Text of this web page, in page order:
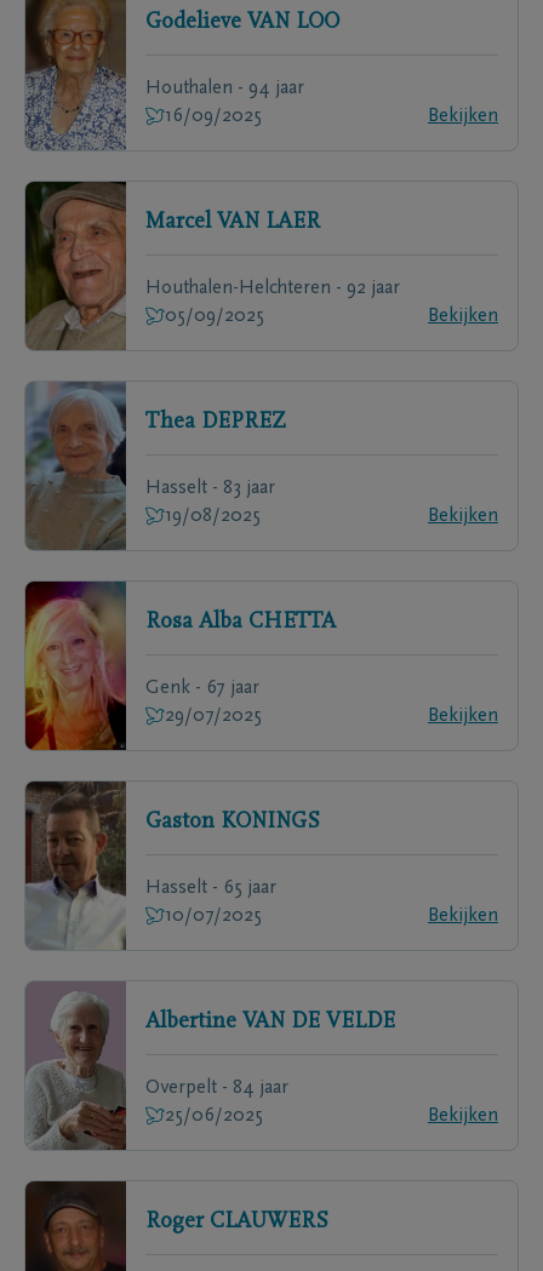
Godelieve VAN LOO
Houthalen - 94 jaar
16/09/2025
Bekijken
Marcel VAN LAER
Houthalen-Helchteren - 92 jaar
05/09/2025
Bekijken
Thea DEPREZ
Hasselt - 83 jaar
19/08/2025
Bekijken
Rosa Alba CHETTA
Genk - 67 jaar
29/07/2025
Bekijken
Gaston KONINGS
Hasselt - 65 jaar
10/07/2025
Bekijken
Albertine VAN DE VELDE
Overpelt - 84 jaar
25/06/2025
Bekijken
Roger CLAUWERS